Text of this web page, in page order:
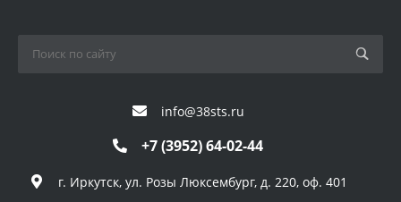
info@38sts.ru
+7 (3952) 64-02-44
г. Иркутск, ул. Розы Люксембург, д. 220, оф. 401